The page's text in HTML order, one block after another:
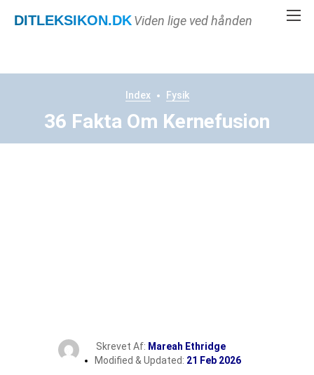
DITLEKSIKON.DKViden lige ved hånden
Index Fysik
36 Fakta Om Kernefusion
Skrevet Af: Mareah Ethridge
Modified & Updated: 21 Feb 2026